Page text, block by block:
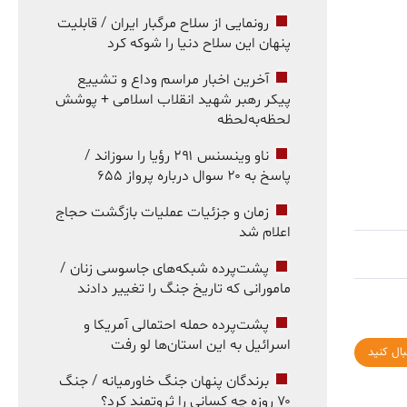
کنید
رونمایی از سلاح مرگبار ایران / قابلیت
پنهان این سلاح دنیا را شوکه کرد
آخرین اخبار مراسم وداع و تشییع
پیکر رهبر شهید انقلاب اسلامی + پوشش
لحظه‌به‌لحظه
ناو وینسنس ۲۹۱ رؤیا را سوزاند /
پاسخ به ۲۰ سوال درباره پرواز ۶۵۵
زمان و جزئیات عملیات بازگشت حجاج
اعلام شد
پشت‌پرده شبکه‌های جاسوسی زنان /
مامورانی که تاریخ جنگ را تغییر دادند
پشت‌پرده حمله احتمالی آمریکا و
اسرائیل به این استان‌ها لو رفت
برندگان پنهان جنگ خاورمیانه / جنگ
۷۰ روزه چه کسانی را ثروتمند کرد؟